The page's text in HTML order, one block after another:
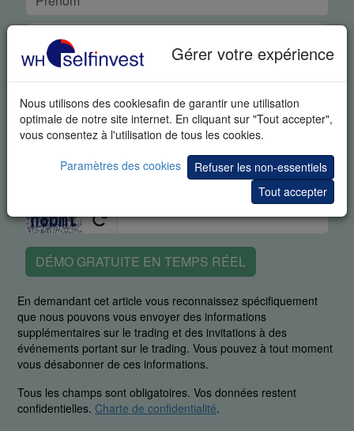
Gérer votre expérience
Nous utilisons des cookiesafin de garantir une utilisation
optimale de notre site internet. En cliquant sur "Tout accepter",
vous consentez à l'utilisation de tous les cookies.
Paramètres des cookies
Refuser les non-essentiels
Tout accepter
DÉMO GRATUITE EN TEMPS RÉEL
En demandant cet article vous reconnaissez spécifiquement
que nous pouvons vous envoyer des informations
supplémentaires sur le trading et des invitations à des
événements portant sur le trading. Vous pouvez à tout moment
vous désabonner de ces informations.
Tous les champs sont obligatoires. Vos données restent
confidentielles. Charte de confidentialité.